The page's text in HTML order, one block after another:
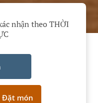
nhận theo THỜI
Đặt món